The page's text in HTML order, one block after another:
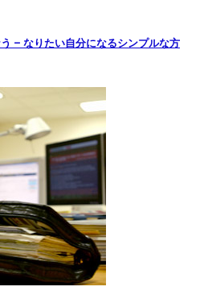
– なりたい自分になるシンプルな方